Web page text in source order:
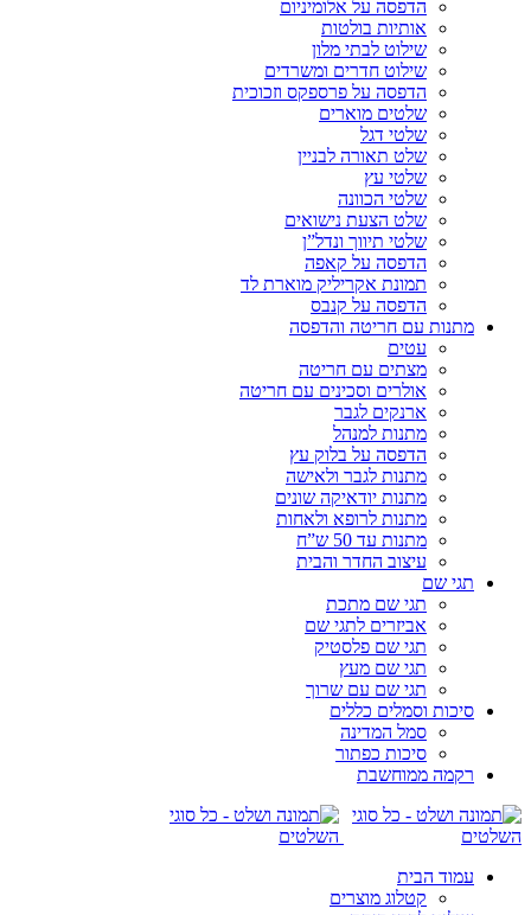
הדפסה על אלומיניום
אותיות בולטות
שילוט לבתי מלון
שילוט חדרים ומשרדים
הדפסה על פרספקס וזכוכית
שלטים מוארים
שלטי דגל
שלט תאורה לבניין
שלטי עץ
שלטי הכוונה
שלט הצעת נישואים
שלטי תיווך ונדל”ן
הדפסה על קאפה
תמונת אקריליק מוארת לד
הדפסה על קנבס
מתנות עם חריטה והדפסה
עטים
מצתים עם חריטה
אולרים וסכינים עם חריטה
ארנקים לגבר
מתנות למנהל
הדפסה על בלוק עץ
מתנות לגבר ולאישה
מתנות יודאיקה שונים
מתנות לרופא ולאחות
מתנות עד 50 ש”ח
עיצוב החדר והבית
תגי שם
תגי שם מתכת
אביזרים לתגי שם
תגי שם פלסטיק
תגי שם מעץ
תגי שם עם שרוך
סיכות וסמלים כללים
סמל המדינה
סיכות כפתור
רקמה ממוחשבת
עמוד הבית
קטלוג מוצרים